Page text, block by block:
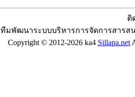
ติ
ทีมพัฒนาระบบบริหารการจัดการสารส
Copyright © 2012-2026 ka4 Sillapa.net